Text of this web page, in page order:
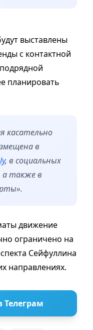
выставлены
с контактной
планировать
касательно
в
, в социальных
а также в
движение
ограничено на
Сейфуллина
направлениях.